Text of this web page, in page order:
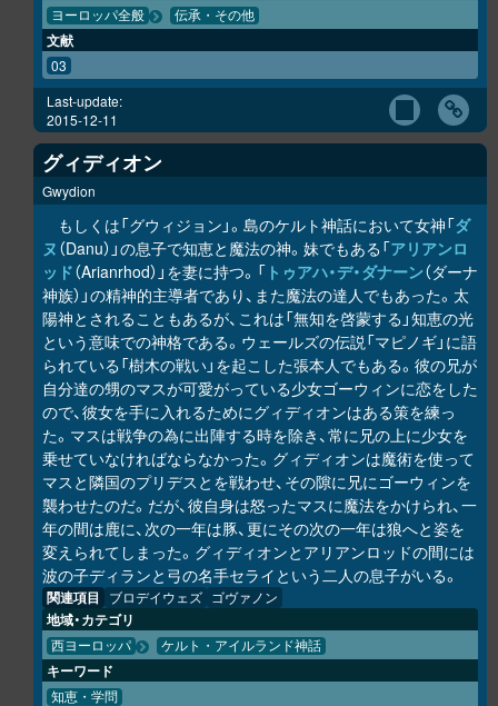
ヨーロッパ全般 伝承・その他
文献
03
Last-update:
2015-12-11
グィディオン
Gwydion
もしくは「グウィジョン」。島のケルト神話において女神「ダ
ヌ （Danu）」の息子で知恵と魔法の神。妹でもある「アリアンロ
ッド（Arianrhod）」を妻に持つ。「 トゥアハ・デ・ダナーン（ダーナ
神族）」の精神的主導者であり、また魔法の達人でもあった。太
陽神とされることもあるが、これは「無知を啓蒙する」知恵の光
という意味での神格である。ウェールズの伝説「マピノギ」に語
られている「樹木の戦い」を起こした張本人でもある。彼の兄が
自分達の甥のマスが可愛がっている少女ゴーウィンに恋をした
ので、彼女を手に入れるためにグィディオンはある策を練っ
た。マスは戦争の為に出陣する時を除き、常に兄の上に少女を
乗せていなければならなかった。グィディオンは魔術を使って
マスと隣国のプリデスとを戦わせ、その隙に兄にゴーウィンを
襲わせたのだ。だが、彼自身は怒ったマスに魔法をかけられ、一
年の間は鹿に、次の一年は豚、更にその次の一年は狼へと姿を
変えられてしまった。グィディオンとアリアンロッドの間には
波の子ディランと弓の名手セライという二人の息子がいる。
関連項目 ブロデイウェズ ゴヴァノン
地域・カテゴリ
西ヨーロッパ ケルト・アイルランド神話
キーワード
知恵・学問